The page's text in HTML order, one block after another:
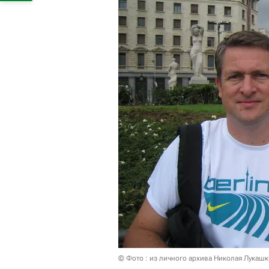
© Фото : из личного архива Николая